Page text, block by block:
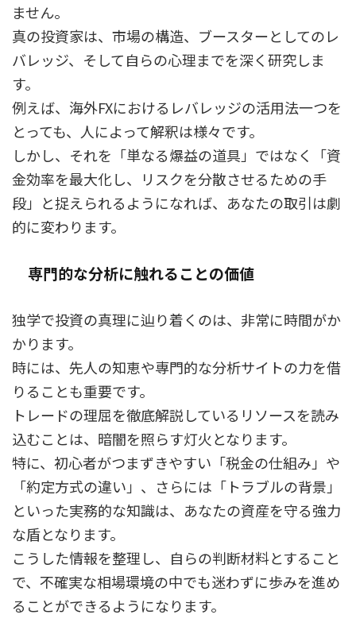
ません。
真の投資家は、市場の構造、ブースターとしてのレ
バレッジ、そして自らの心理までを深く研究しま
す。
例えば、海外FXにおけるレバレッジの活用法一つを
とっても、人によって解釈は様々です。
しかし、それを「単なる爆益の道具」ではなく「資
金効率を最大化し、リスクを分散させるための手
段」と捉えられるようになれば、あなたの取引は劇
的に変わります。
専門的な分析に触れることの価値
独学で投資の真理に辿り着くのは、非常に時間がか
かります。
時には、先人の知恵や専門的な分析サイトの力を借
りることも重要です。
トレードの理屈を徹底解説しているリソースを読み
込むことは、暗闇を照らす灯火となります。
特に、初心者がつまずきやすい「税金の仕組み」や
「約定方式の違い」、さらには「トラブルの背景」
といった実務的な知識は、あなたの資産を守る強力
な盾となります。
こうした情報を整理し、自らの判断材料とすること
で、不確実な相場環境の中でも迷わずに歩みを進め
ることができるようになります。